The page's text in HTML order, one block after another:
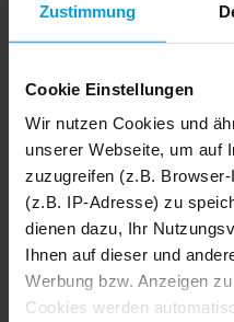
Zustimmung
Cookie Einstellungen
Wir nutzen Cookies und
unserer Webseite, um auf
zuzugreifen (z.B.
(z.B. IP-Adresse) zu
dienen dazu, Ihr
Ihnen auf dieser und
Werbung bzw. Anzeigen
Cookies werden
Internet
Terrasse
Gefriermöglichkeit
Badewanne
Waschmaschine
Nichtraucher
1/